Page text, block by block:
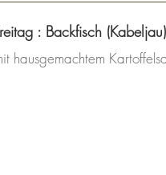
: Backfisch
hausgemachtem